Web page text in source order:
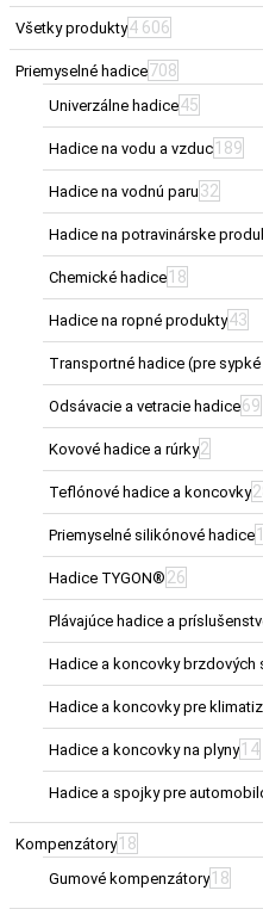
Všetky produkty4 606
Priemyselné hadice708
Univerzálne hadice45
Hadice na vodu a vzduc 189
Hadice na vodnú paru 32
Hadice na potravinárske
Chemické hadice 18
Hadice na ropné produkty43
Transportné hadice (pre
Odsávacie a vetracie hadice69
Kovové hadice a rúrky2
Teflónové hadice a koncovky
Priemyselné silikónové hadice
Hadice TYGON® 26
Plávajúce hadice a
Hadice a koncovky brzdových
Hadice a koncovky pre
Hadice a koncovky na plyny 14
Hadice a spojky pre
Kompenzátory 18
Gumové kompenzátory 18